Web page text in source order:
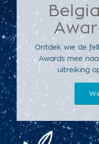
Ontdek wie de
Awards mee
uitreiking